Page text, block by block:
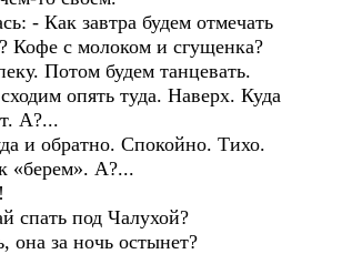
- Как завтра будем отмечать
Кофе с молоком и сгущенка?
Потом будем танцевать.
опять туда. Наверх. Куда
А?...
и обратно. Спокойно. Тихо.
«берем». А?...
спать под Чалухой?
за ночь остынет?